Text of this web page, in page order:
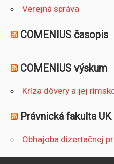
Verejná správa
COMENIUS časopis
COMENIUS výskum
Kríza dôvery a jej
Právnická fakulta UK
Obhajoba dizertačnej